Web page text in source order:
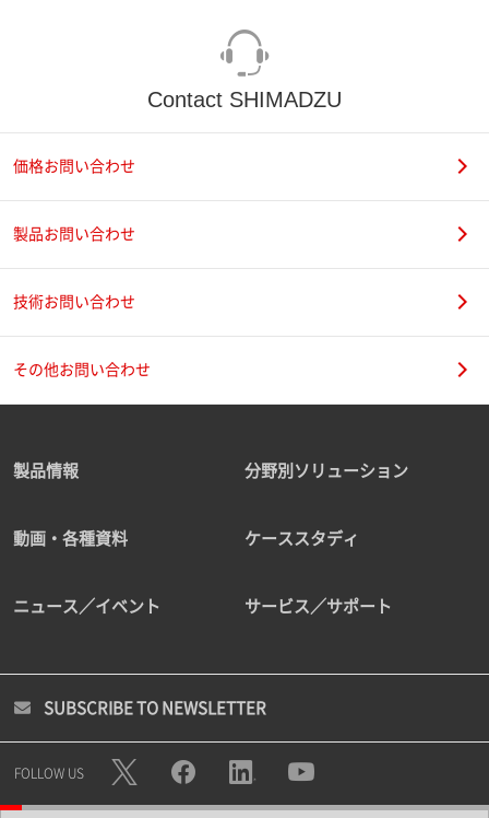
Contact SHIMADZU
価格お問い合わせ
製品お問い合わせ
技術お問い合わせ
その他お問い合わせ
製品情報 分野別ソリューション
動画・各種資料 ケーススタディ
ニュース／イベント サービス／サポート
SUBSCRIBE TO NEWSLETTER
FOLLOW US